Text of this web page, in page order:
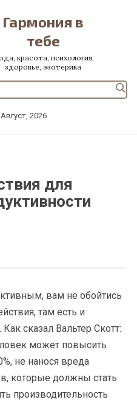
Гармония в
тебе
красота, психология,
здоровье, эзотерика
2026
для
вам не обойтись
там есть и
сказал Вальтер Скотт:
может повысить
не нанося вреда
которые должны стать
производительность